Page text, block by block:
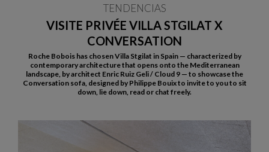
VISITE PRIVÉE VILLA STGILAT X
CONVERSATION
TENDENCIAS
Roche Bobois has chosen Villa Stgilat in Spain — characterized by
contemporary architecture that opens onto the Mediterranean
landscape, by architect Enric Ruiz Geli / Cloud 9 — to showcase the
Conversation sofa, designed by Philippe Bouix to invite to you to sit
down, lie down, read or chat freely.